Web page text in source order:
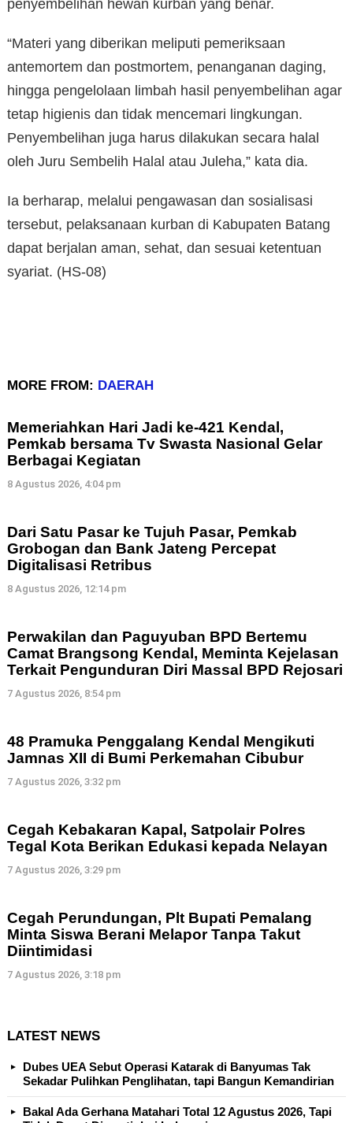
penyembelihan hewan kurban yang benar.
“Materi yang diberikan meliputi pemeriksaan
antemortem dan postmortem, penanganan daging,
hingga pengelolaan limbah hasil penyembelihan agar
tetap higienis dan tidak mencemari lingkungan.
Penyembelihan juga harus dilakukan secara halal
oleh Juru Sembelih Halal atau Juleha,” kata dia.
Ia berharap, melalui pengawasan dan sosialisasi
tersebut, pelaksanaan kurban di Kabupaten Batang
dapat berjalan aman, sehat, dan sesuai ketentuan
syariat. (HS-08)
MORE FROM: DAERAH
Memeriahkan Hari Jadi ke-421 Kendal,
Pemkab bersama Tv Swasta Nasional Gelar
Berbagai Kegiatan
8 Agustus 2026, 4:04 pm
Dari Satu Pasar ke Tujuh Pasar, Pemkab
Grobogan dan Bank Jateng Percepat
Digitalisasi Retribus
8 Agustus 2026, 12:14 pm
Perwakilan dan Paguyuban BPD Bertemu
Camat Brangsong Kendal, Meminta Kejelasan
Terkait Pengunduran Diri Massal BPD Rejosari
7 Agustus 2026, 8:54 pm
48 Pramuka Penggalang Kendal Mengikuti
Jamnas XII di Bumi Perkemahan Cibubur
7 Agustus 2026, 3:32 pm
Cegah Kebakaran Kapal, Satpolair Polres
Tegal Kota Berikan Edukasi kepada Nelayan
7 Agustus 2026, 3:29 pm
Cegah Perundungan, Plt Bupati Pemalang
Minta Siswa Berani Melapor Tanpa Takut
Diintimidasi
7 Agustus 2026, 3:18 pm
LATEST NEWS
Dubes UEA Sebut Operasi Katarak di Banyumas Tak
Sekadar Pulihkan Penglihatan, tapi Bangun Kemandirian
Bakal Ada Gerhana Matahari Total 12 Agustus 2026, Tapi